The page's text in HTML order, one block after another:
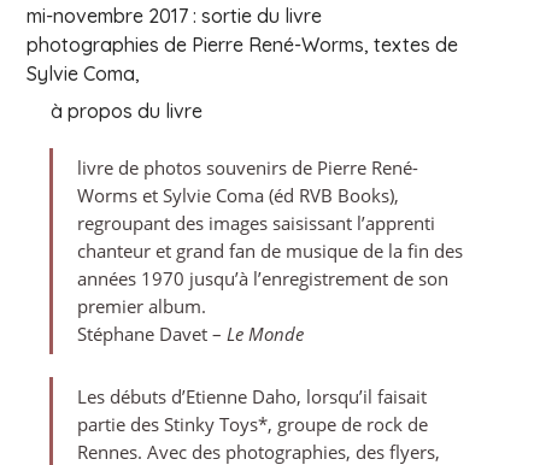
mi-novembre 2017 : sortie du livre
photographies de Pierre René-Worms, textes de
Sylvie Coma,
à propos du livre
livre de photos souvenirs de Pierre René-
Worms et Sylvie Coma (éd RVB Books),
regroupant des images saisissant l’apprenti
chanteur et grand fan de musique de la fin des
années 1970 jusqu’à l’enregistrement de son
premier album.
Stéphane Davet – Le Monde
Les débuts d’Etienne Daho, lorsqu’il faisait
partie des Stinky Toys*, groupe de rock de
Rennes. Avec des photographies, des flyers,